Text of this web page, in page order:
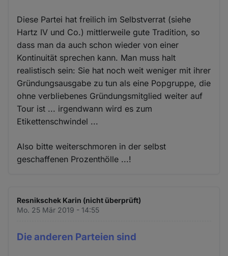
Diese Partei hat freilich im Selbstverrat (siehe
Hartz IV und Co.) mittlerweile gute Tradition, so
dass man da auch schon wieder von einer
Kontinuität sprechen kann. Man muss halt
realistisch sein: Sie hat noch weit weniger mit ihrer
Gründungsausgabe zu tun als eine Popgruppe, die
ohne verbliebenes Gründungsmitglied weiter auf
Tour ist ... irgendwann wird es zum
Etikettenschwindel ...
Also bitte weiterschmoren in der selbst
geschaffenen Prozenthölle ...!
Resnikschek Karin (nicht überprüft)
Mo. 25 Mär 2019 - 14:55
Die anderen Parteien sind